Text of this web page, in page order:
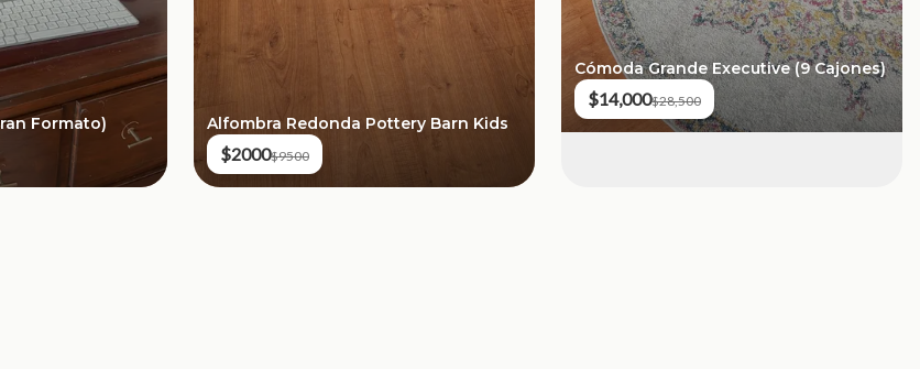
Formato) Alfombra Redonda Pottery Barn Kids
$2000$9500
Cómoda Grande Executive (9 Cajones)
$14,000$28,500